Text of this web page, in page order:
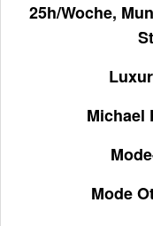
25h/Woche,
Michael
Mode